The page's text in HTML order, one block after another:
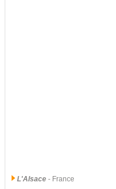
L'Alsace - France